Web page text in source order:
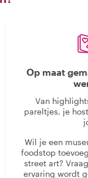
Op maat
Van
pareltjes, je
Wil je een
foodstop
street art?
ervaring wordt